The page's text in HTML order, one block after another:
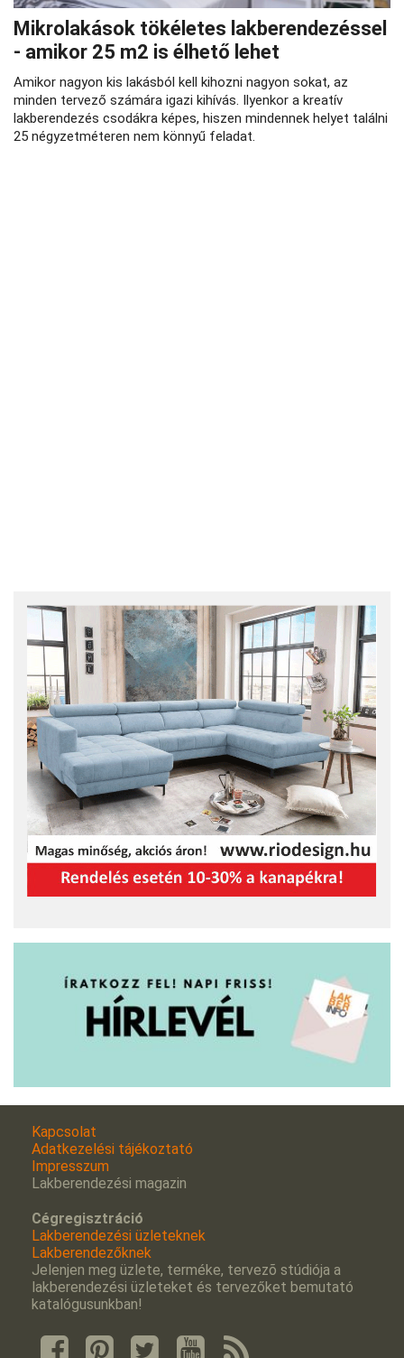
Mikrolakások tökéletes lakberendezéssel
- amikor 25 m2 is élhető lehet
Amikor nagyon kis lakásból kell kihozni nagyon sokat, az
minden tervező számára igazi kihívás. Ilyenkor a kreatív
lakberendezés csodákra képes, hiszen mindennek helyet találni
25 négyzetméteren nem könnyű feladat.
Kapcsolat
Adatkezelési tájékoztató
Impresszum
Lakberendezési magazin
Cégregisztráció
Lakberendezési üzleteknek
Lakberendezőknek
Jelenjen meg üzlete, terméke, tervezõ stúdiója a
lakberendezési üzleteket és tervezőket bemutató
katalógusunkban!